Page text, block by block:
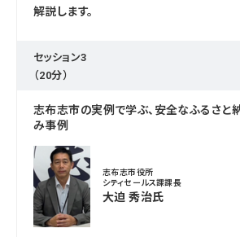
解説します。
セッション3
（20分）
志布志市の実例で学ぶ、安全なふるさと
み事例
志布志市役所
シティセールス課課長
大迫 秀治氏